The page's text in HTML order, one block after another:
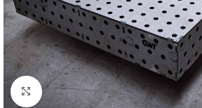
Klick zum Vergrößern